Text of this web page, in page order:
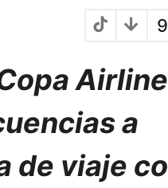
a
de viaje